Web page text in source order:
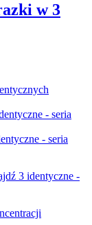
w 3
- seria
- seria
3 identyczne -